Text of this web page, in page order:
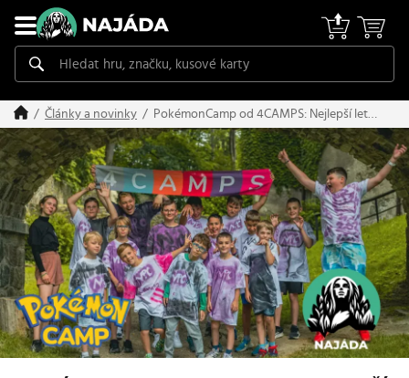
Články a novinky
PokémonCamp od 4CAMPS: Nejlepší letní
tábor pro fanoušky Pokémonů!